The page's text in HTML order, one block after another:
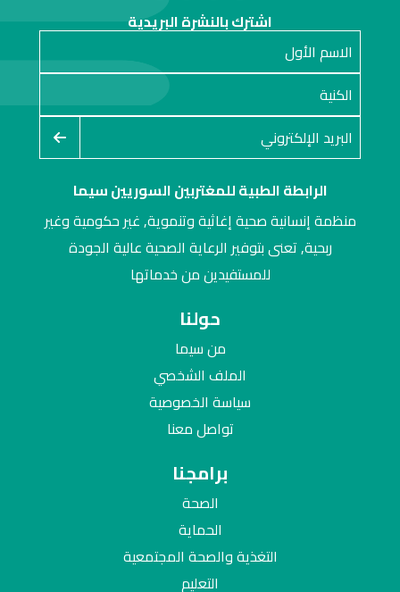
الرابطة الطبية للمغتربين السوريين سيما
منظمة إنسانية صحية إغاثية وتنموية, غير حكومية وغير
ربحية, تعنى بتوفير الرعاية الصحية عالية الجودة
للمستفيدين من خدماتها
اشترك بالنشرة البريدية
حولنا
من سيما
الملف الشخصي
سياسة الخصوصية
تواصل معنا
برامجنا
الصحة
الحماية
التغذية والصحة المجتمعية
التعليم